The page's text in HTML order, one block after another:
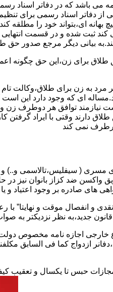
که در دفاتر اسناد
دفاتر اسناد رسمی برای
ای،بتواند خود را
کند ثبت شده و در قسمت
بیانی دیگر مرجع صدور
برای زن،این حق چگونه
به زن برای طلاق،وکالت تام
ای که وجود دارد
نیازمند توافق هر دوطرف
دارند وقتی با ایراد
نمی کند
واکسن ضد کزاز بانوان
های صادره بر وجود اعتیاد و
و انفصال موقت و
جدید،به نظر نزدیکتر به
از خانواده مصوب ۱۳۵۳در خصوص ازدواج
مجازات حبس تا یکسال و